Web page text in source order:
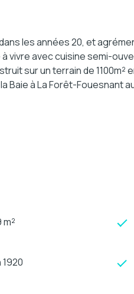
dans les années 20, et
vivre avec cuisine semi-
sur un terrain de 1100m²
à La Forêt-Fouesnant